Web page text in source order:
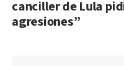
canciller de Lula
agresiones”